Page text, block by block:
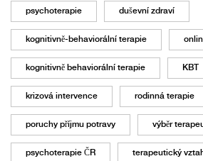
psychoterapie duševní zdraví
kognitivně-behaviorální terapie
kognitivně behaviorální terapie KBT
krizová intervence rodinná terapie
poruchy příjmu potravy výběr
psychoterapie ČR terapeutický